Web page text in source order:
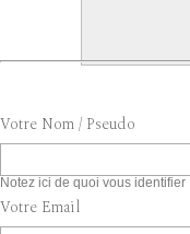
Votre Nom / Pseudo
Notez ici de quoi vous
Votre Email